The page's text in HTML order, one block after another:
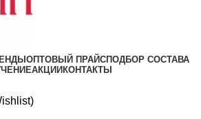
ОПТОВЫЙ ПРАЙСПОДБОР СОСТАВА
АКЦИИ КОНТАКТЫ